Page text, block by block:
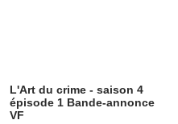
L'Art du crime - saison 4
épisode 1 Bande-annonce
VF